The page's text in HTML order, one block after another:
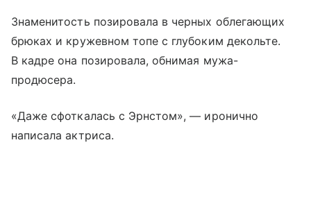
Знаменитость позировала в черных облегающих
брюках и кружевном топе с глубоким декольте.
В кадре она позировала, обнимая мужа-
продюсера.
«Даже сфоткалась с Эрнстом», — иронично
написала актриса.